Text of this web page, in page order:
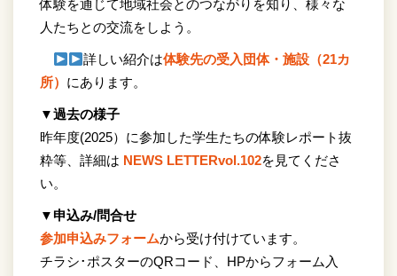
体験を通じて地域社会とのつながりを知り、様々な
人たちとの交流をしよう。
詳しい紹介は体験先の受入団体・施設（21カ
所） にあります。
▼過去の様子
昨年度(2025）に参加した学生たちの体験レポート抜
粋等、詳細は NEWS LETTERvol.102を見てくださ
い。
▼申込み/問合せ
参加申込みフォームから受け付けています。
チラシ･ポスターのQRコード、HPからフォーム入